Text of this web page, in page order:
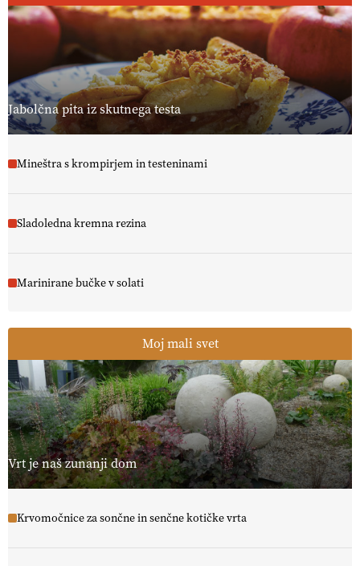
PRISLUHNITE
@EUAgri #imcap #cap #eco #skp #vlog
https://t.co/yev5PreiJu
Jabolčna pita iz skutnega testa
Mineštra s krompirjem in testeninami
Sladoledna kremna rezina
Marinirane bučke v solati
Moj mali svet
Vrt je naš zunanji dom
Krvomočnice za sončne in senčne kotičke vrta